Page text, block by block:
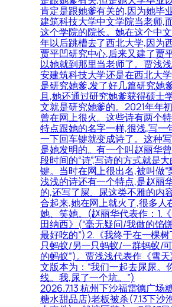
肯定是跟她爹有关的,因为她毕
建筑科技大学中文学院当老师,
这个学院的院长。她在这个中
年以后跳槽去了西北大学,因为
贾平凹研究中心,后来又建了贾
以她就到那里当老师了。贾浅
安建筑科技大学还是在西北大
是研究她爹,发了好几篇研究她
且,她还通过研究她爹获得硕士
文就是研究她爹的。2021年年
曾在网上很火。这些诗有两个
特点跟她的名字一样,很浅,写一
一下回车键就变成诗了。这种
是她发明的。有一个叫赵丽华
段时间的“诗”,写诗的方式就是
键。当时在网上很出名,被叫做“
浅浅的诗还有一个特点,是赵丽
的,还写了屎、尿这类不雅的内
合起来,她在网上就火了,很多人
她、笑她。(赵丽华代表作：1.
田纳西》(“毫无疑问/我做的馅
最好吃的”) 2.《我终于在一棵
只蚂蚁/另一只蚂蚁/一群蚂蚁/
的蚂蚁”)。贾浅浅代表作《雪
文版本为：“我们一起去尿尿。
线。我,尿了一个坑。”)
2026.7.13 杭州下沙福雷德广场
糖水甜品店)老板被杀(7.13下沙